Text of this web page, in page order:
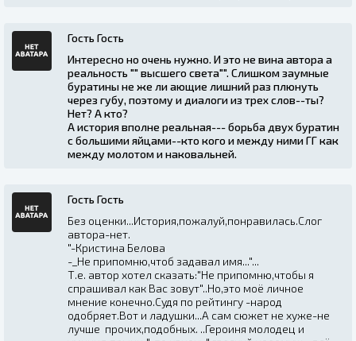
Гость Гость
Интересно но очень нужно. И это не вина автора а
реальность "" высшего света"". Слишком заумные
буратины не же ли ающие лишний раз плюнуть
через губу, поэтому и диалоги из трех слов--ты?
Нет? А кто?
А история вполне реальная--- борьба двух буратин
с большими яйцами--кто кого и между ними ГГ как
между молотом и наковальней.
Гость Гость
Без оценки...История,пожалуй,понравилась.Слог
автора-нет.
"-Кристина Белова
-_Не припомню,чтоб задавал имя..."...
Т.е. автор хотел сказать:"Не припомню,чтобы я
спрашивал как Вас зовут"..Но,это моё личное
мнение конечно.Судя по рейтингу -народ
одобряет.Вот и ладушки...А сам сюжет не хуже-не
лучше прочих,подобных. ..Героиня молодец и